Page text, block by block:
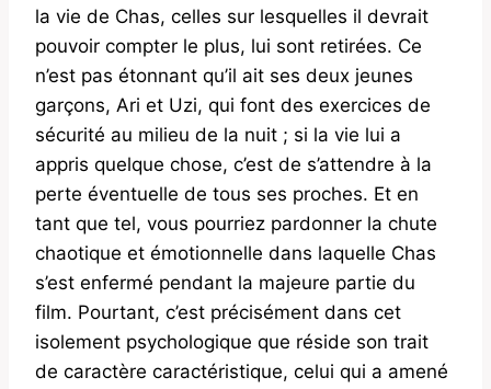
la vie de Chas, celles sur lesquelles il devrait
pouvoir compter le plus, lui sont retirées. Ce
n’est pas étonnant qu’il ait ses deux jeunes
garçons, Ari et Uzi, qui font des exercices de
sécurité au milieu de la nuit ; si la vie lui a
appris quelque chose, c’est de s’attendre à la
perte éventuelle de tous ses proches. Et en
tant que tel, vous pourriez pardonner la chute
chaotique et émotionnelle dans laquelle Chas
s’est enfermé pendant la majeure partie du
film. Pourtant, c’est précisément dans cet
isolement psychologique que réside son trait
de caractère caractéristique, celui qui a amené